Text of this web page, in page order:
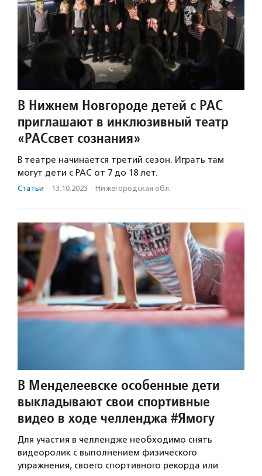
В Нижнем Новгороде детей с РАС
приглашают в инклюзивный театр
«РАСсвет сознания»
В театре начинается третий сезон. Играть там
могут дети с РАС от 7 до 18 лет.
Статьи · 13.10.2023 · Нижегородская обл.
В Менделеевске особенные дети
выкладывают свои спортивные
видео в ходе челленджа #Ямогу
Для участия в челлендже необходимо снять
видеоролик с выполнением физического
упражнения, своего спортивного рекорда или